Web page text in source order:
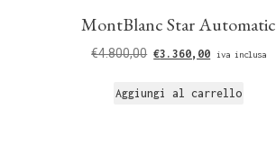
MontBlanc Star Automatic
€4.800,00 €3.360,00 iva inclusa
Aggiungi al carrello